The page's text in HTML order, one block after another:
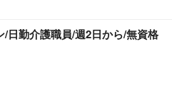
/日勤介護職員/週2日から/無資格